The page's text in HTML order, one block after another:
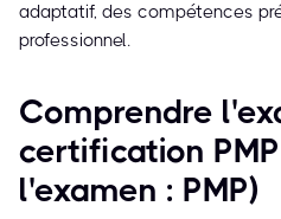
adaptatif, des compétences
professionnel.
Comprendre
certification
l'examen : PMP)